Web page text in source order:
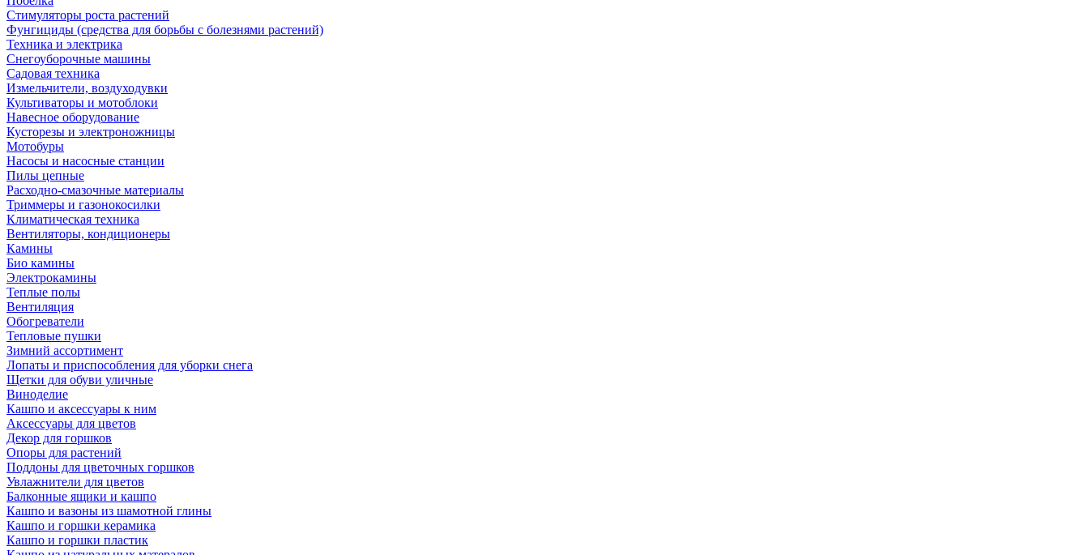
Стимуляторы роста растений
Фунгициды (средства для борьбы с болезнями растений)
Техника и электрика
Снегоуборочные машины
Садовая техника
Измельчители, воздуходувки
Культиваторы и мотоблоки
Навесное оборудование
Кусторезы и электроножницы
Мотобуры
Насосы и насосные станции
Пилы цепные
Расходно-смазочные материалы
Триммеры и газонокосилки
Климатическая техника
Вентиляторы, кондиционеры
Камины
Био камины
Электрокамины
Теплые полы
Вентиляция
Обогреватели
Тепловые пушки
Зимний ассортимент
Лопаты и приспособления для уборки снега
Щетки для обуви уличные
Виноделие
Кашпо и аксессуары к ним
Аксессуары для цветов
Декор для горшков
Опоры для растений
Поддоны для цветочных горшков
Увлажнители для цветов
Балконные ящики и кашпо
Кашпо и вазоны из шамотной глины
Кашпо и горшки керамика
Кашпо и горшки пластик